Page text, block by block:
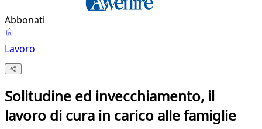
Abbonati
Lavoro
Solitudine ed invecchiamento, il
lavoro di cura in carico alle famiglie